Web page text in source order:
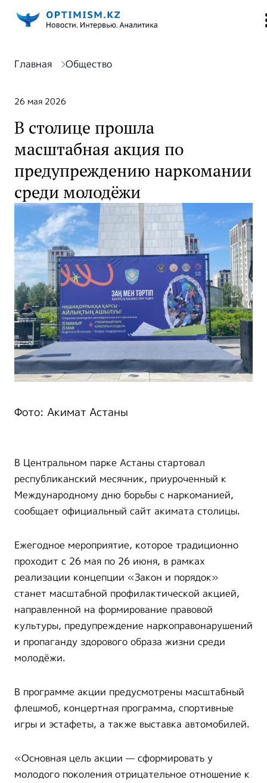
Главная Общество
26 мая 2026
В столице прошла
масштабная акция по
предупреждению наркомании
среди молодёжи
Фото: Акимат Астаны
В Центральном парке Астаны стартовал
республиканский месячник, приуроченный к
Международному дню борьбы с наркоманией,
сообщает официальный сайт акимата столицы.
Ежегодное мероприятие, которое традиционно
проходит с 26 мая по 26 июня, в рамках
реализации концепции «Закон и порядок»
станет масштабной профилактической акцией,
направленной на формирование правовой
культуры, предупреждение наркоправонарушений
и пропаганду здорового образа жизни среди
молодёжи.
В программе акции предусмотрены масштабный
флешмоб, концертная программа, спортивные
игры и эстафеты, а также выставка автомобилей.
«Основная цель акции — сформировать у
молодого поколения отрицательное отношение к